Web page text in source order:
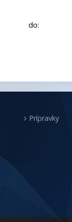
do:
Prípravky